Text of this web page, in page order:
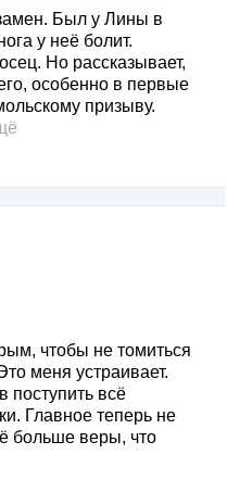
Был у Лины в
у неё болит.
Но рассказывает,
особенно в первые
призыву.
чтобы не томиться
меня устраивает.
всё
Главное теперь не
больше веры, что